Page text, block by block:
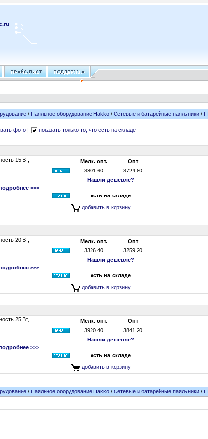
/ Паяльное оборудование Hakko /Сетевые и батарейные паяльники/
фото| показать только то, что есть на складе
15 Вт,
>>>
Мелк. опт.
Опт
3801.60
3724.80
Нашли дешевле?
есть на складе
добавить в корзину
20 Вт,
>>>
Мелк. опт.
Опт
3326.40
3259.20
Нашли дешевле?
есть на складе
добавить в корзину
25 Вт,
>>>
Мелк. опт.
Опт
3920.40
3841.20
Нашли дешевле?
есть на складе
добавить в корзину
/ Паяльное оборудование Hakko /Сетевые и батарейные паяльники/